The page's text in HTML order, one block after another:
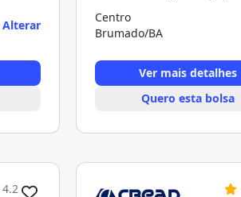
Alterar
Centro
Brumado/BA
Ver mais detalhes
Quero esta bolsa
4.2